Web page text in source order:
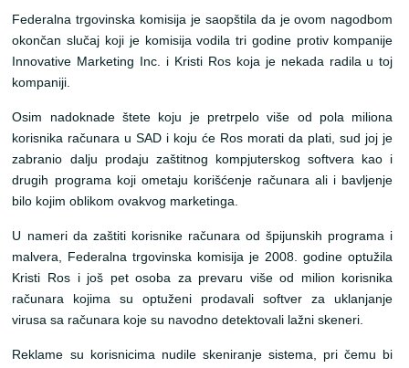
Federalna trgovinska komisija je saopštila da je ovom nagodbom
okončan slučaj koji je komisija vodila tri godine protiv kompanije
Innovative Marketing Inc. i Kristi Ros koja je nekada radila u toj
kompaniji.
Osim nadoknade štete koju je pretrpelo više od pola miliona
korisnika računara u SAD i koju će Ros morati da plati, sud joj je
zabranio dalju prodaju zaštitnog kompjuterskog softvera kao i
drugih programa koji ometaju korišćenje računara ali i bavljenje
bilo kojim oblikom ovakvog marketinga.
U nameri da zaštiti korisnike računara od špijunskih programa i
malvera, Federalna trgovinska komisija je 2008. godine optužila
Kristi Ros i još pet osoba za prevaru više od milion korisnika
računara kojima su optuženi prodavali softver za uklanjanje
virusa sa računara koje su navodno detektovali lažni skeneri.
Reklame su korisnicima nudile skeniranje sistema, pri čemu bi